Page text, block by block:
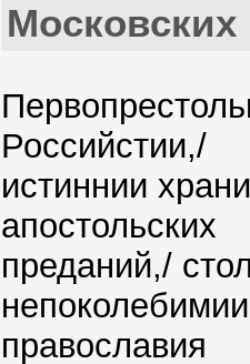
Московских
Российстии,/
истиннии
апостольских
преданий,/
православия